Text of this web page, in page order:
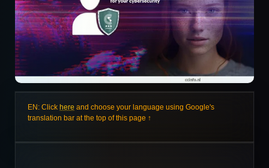
EN: Click here and choose your language using Google's
translation bar at the top of this page ↑